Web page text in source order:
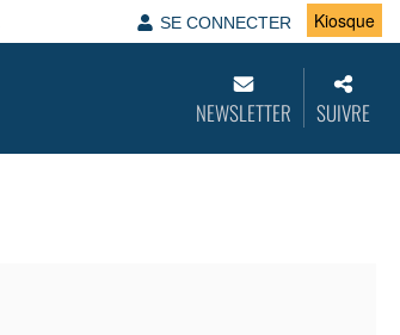
SE CONNECTER Kiosque
NEWSLETTER SUIVRE